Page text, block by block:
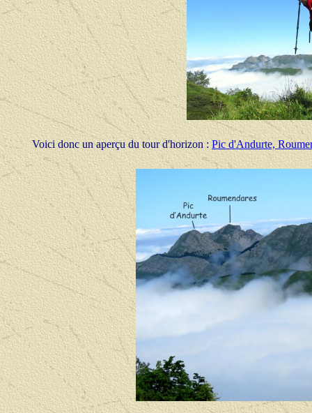
Voici donc un aperçu du tour d'horizon :Pic d'Andurte,